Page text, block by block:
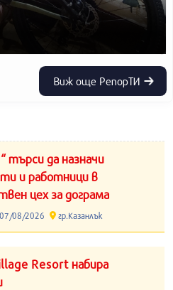
Виж още РепорТИ
търси да назначи
и работници в
цех за дограма
08/2026 гр.Казанлък
Resort набира